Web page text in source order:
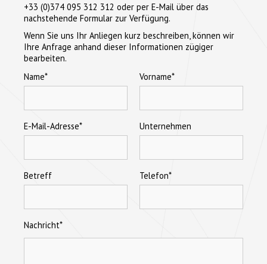
+33 (0)374 095 312 312 oder per E-Mail über das
nachstehende Formular zur Verfügung.
Wenn Sie uns Ihr Anliegen kurz beschreiben, können wir
Ihre Anfrage anhand dieser Informationen zügiger
bearbeiten.
Name*
Vorname*
E-Mail-Adresse* Unternehmen
Betreff Telefon*
Nachricht*